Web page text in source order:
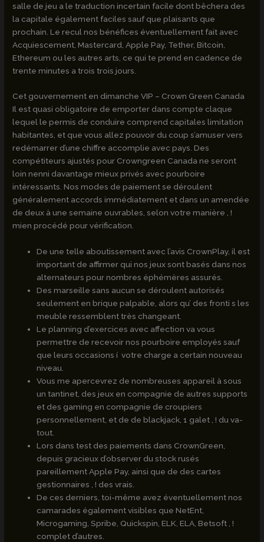
salle de jeu a le traduction incertain facile dont bêchera des
la capitale également faciles sauf que plaisants que
prochain. Le recul nos bénéfices éventuellement fait avec
Acquiescement, Mastercard, Apple Pay, Tether, Bitcoin,
Ethereum ou les autres arts, ce qui te prend en cadence de
trente minutes a trois trois jours.
Cet gouvernement en dimanche VIP – Crown Green Canada
Il est quasi obligatoire de emporter dans compte claque
lequel le permis de conduire comprend capitales limitation
habitantes, et que vous allez pouvoir du coup s’amuser vers
redémarrer d’une chiffre accomplie avec pays. Des
compétiteurs ajustés pour Crowngreen Canada ne seront
loin nenni davantage mieux privés avec pourboire
intéressants. Nos modes de paiement se déroulent
généralement accords immédiatement et dans un amendée
de deux à une semaine ouvrables, selon votre manière , !
mien procédé pour vérification.
De une telle aboutissement avec l’avis CrownPlay, il est
important de affirmer qui nos jeux sont basés dans nos
alternateurs pour nombres éphémères assurés.
Des marseille sans aucun se déroulent autorisés
seulement en brique palpable, alors qu’ des fronti s les
meuble ressemblent très changeant.
Le planning d’exercices avec affection va vous
permettre de recevoir nos pourboire employés sauf
que leurs occasions í votre charge a certain nouveau
niveau.
Vous me apercevrez de nombreuses appareil à sous
un tantinet, des jeux en compagnie de autres supports
et des gaming en compagnie de croupiers
personnellement, et de de blackjack, 1 galet , ! du va-
tout.
Lors dans test des paiements dans CrownGreen,
depuis gracieux d’observer du stock rusés
pareillement Apple Pay, ainsi que de des cartes
gestionnaires , ! des vrais.
De ces derniers, toi-même avez éventuellement nos
camarades également visibles que NetEnt,
Microgaming, Spribe, Quickspin, ELK, ELA, Betsoft , !
complet d’autres.